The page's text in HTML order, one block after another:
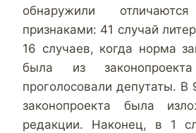
обнаружили
признаками: 41 случай
16 случаев, когда норма
была из
проголосовали депутаты. В
законопроекта была
редакции. Наконец, в 1